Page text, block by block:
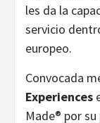
les da la
servicio
europeo.
Convocada
Experiences
Made® por